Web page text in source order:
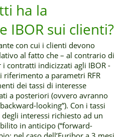
ha la
IBOR sui clienti?
con cui i clienti devono
al fatto che – al contrario di
i contratti indicizzati agli IBOR -
riferimento a parametri RFR
dei tassi di interesse
a posteriori (ovvero avranno
looking”). Con i tassi
interessi richiesto ad un
in anticipo (“forward-